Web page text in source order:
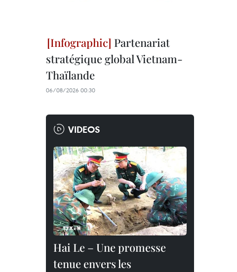
Partenariat
stratégique global Vietnam-
Thaïlande
06/08/2026 00:30
VIDEOS
Hai Le – Une promesse
tenue envers les